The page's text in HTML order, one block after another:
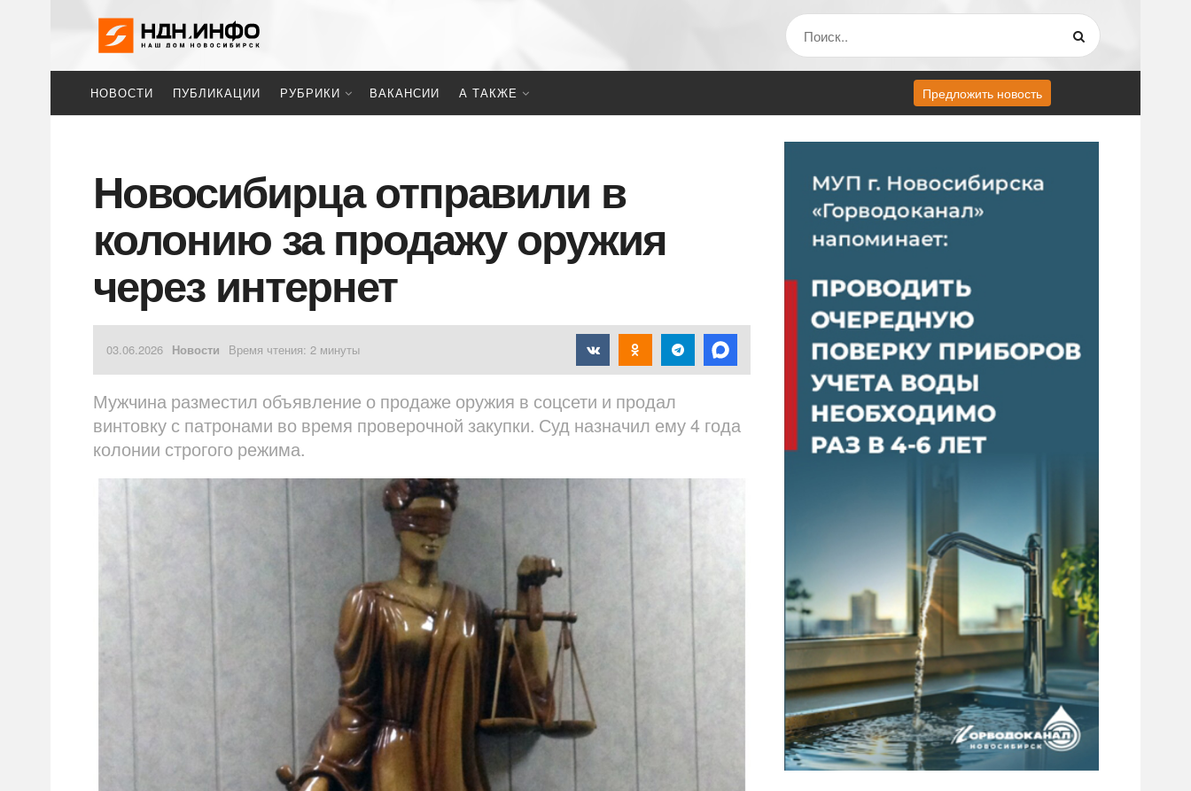
НОВОСТИ ПУБЛИКАЦИИ РУБРИКИ ВАКАНСИИ А ТАКЖЕ Предложить новость
Новосибирца отправили в
колонию за продажу оружия
через интернет
03.06.2026 Новости Время чтения: 2 минуты
Мужчина разместил объявление о продаже оружия в соцсети и продал
винтовку с патронами во время проверочной закупки. Суд назначил ему 4 года
колонии строгого режима.